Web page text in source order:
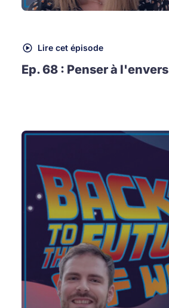
Lire cet épisode
Ep. 68 : Penser à l'envers